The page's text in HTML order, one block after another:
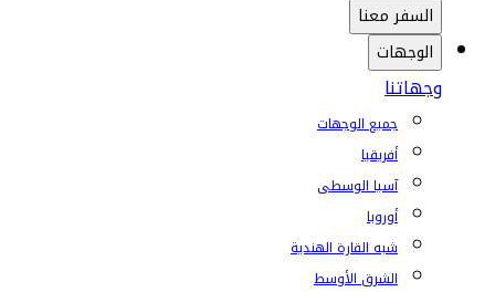
السفر معنا
الوجهات
وجهاتنا
جميع الوجهات
أفريقيا
آسيا الوسطى
أوروبا
شبه القارة الهندية
الشرق الأوسط